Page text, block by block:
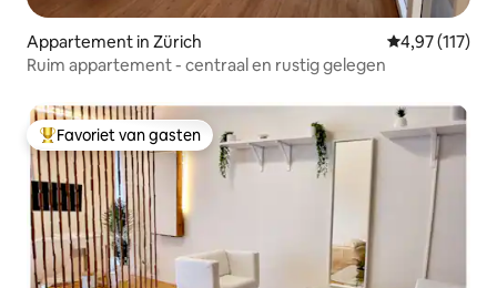
Appartement in Zürich Gemiddelde
4,97 (117)
Ruim appartement - centraal en rustig gelegen
Topfavoriet van gasten
Favoriet van gasten